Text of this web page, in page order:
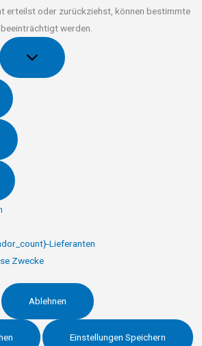
erteilst oder zurückziehst, können bestimmte
werden.
Lieferanten
Zwecke
Ablehnen
Einstellungen Speichern